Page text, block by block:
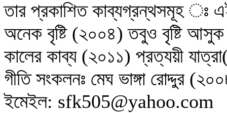
তার প্রকাশিত কাব্যগ্রন্থসমূহ
অনেক বৃষ্টি (২০০৪) তবুও বৃষ্টি
কালের কাব্য (২০১১) প্রত্যয়ী
গীতি সংকলনঃ মেঘ ভাঙ্গা রোদ্দুর
ইমেইল: sfk505@yahoo.com